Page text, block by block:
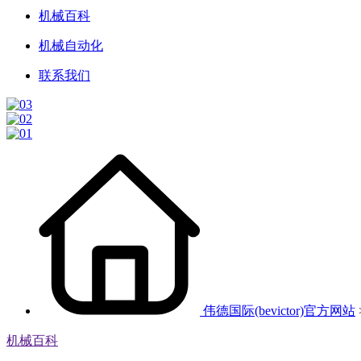
机械百科
机械自动化
联系我们
伟德国际(bevictor)官方网站
机械百科